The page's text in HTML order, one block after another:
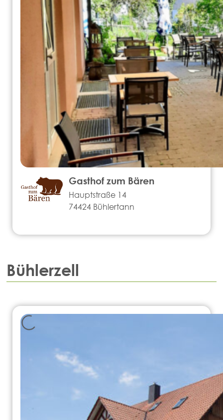
Gasthof zum Bären
Hauptstraße 14
74424 Bühlertann
Bühlerzell